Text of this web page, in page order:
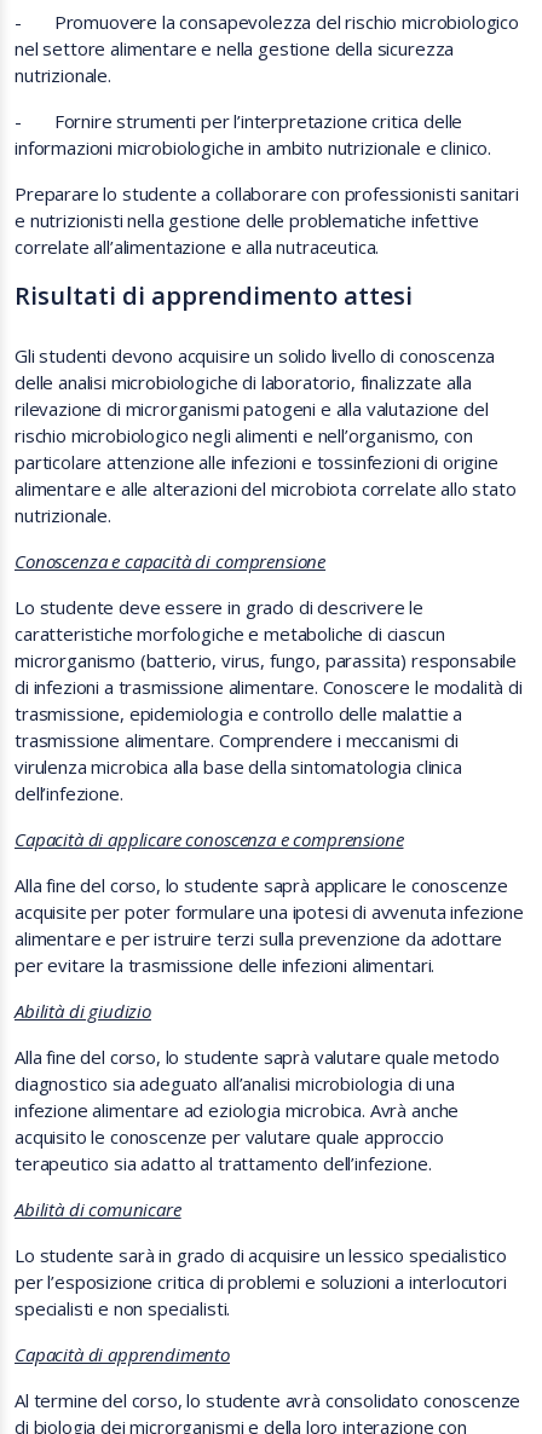
-
Promuovere la consapevolezza del rischio microbiologico
nel settore alimentare e nella gestione della sicurezza
nutrizionale.
-
Fornire strumenti per l’interpretazione critica delle
informazioni microbiologiche in ambito nutrizionale e clinico.
Preparare lo studente a collaborare con professionisti sanitari
e nutrizionisti nella gestione delle problematiche infettive
correlate all’alimentazione e alla nutraceutica.
Risultati di apprendimento attesi
Gli studenti devono acquisire un solido livello di conoscenza
delle analisi microbiologiche di laboratorio, finalizzate alla
rilevazione di microrganismi patogeni e alla valutazione del
rischio microbiologico negli alimenti e nell’organismo, con
particolare attenzione alle infezioni e tossinfezioni di origine
alimentare e alle alterazioni del microbiota correlate allo stato
nutrizionale.
Conoscenza e capacità di comprensione
Lo studente deve essere in grado di descrivere le
caratteristiche morfologiche e metaboliche di ciascun
microrganismo (batterio, virus, fungo, parassita) responsabile
di infezioni a trasmissione alimentare. Conoscere le modalità di
trasmissione, epidemiologia e controllo delle malattie a
trasmissione alimentare. Comprendere i meccanismi di
virulenza microbica alla base della sintomatologia clinica
dell’infezione.
Capacità di applicare conoscenza e comprensione
Alla fine del corso, lo studente saprà applicare le conoscenze
acquisite per poter formulare una ipotesi di avvenuta infezione
alimentare e per istruire terzi sulla prevenzione da adottare
per evitare la trasmissione delle infezioni alimentari.
Abilità di giudizio
Alla fine del corso, lo studente saprà valutare quale metodo
diagnostico sia adeguato all’analisi microbiologia di una
infezione alimentare ad eziologia microbica. Avrà anche
acquisito le conoscenze per valutare quale approccio
terapeutico sia adatto al trattamento dell’infezione.
Abilità di comunicare
Lo studente sarà in grado di acquisire un lessico specialistico
per l’esposizione critica di problemi e soluzioni a interlocutori
specialisti e non specialisti.
Capacità di apprendimento
Al termine del corso, lo studente avrà consolidato conoscenze
di biologia dei microrganismi e della loro interazione con